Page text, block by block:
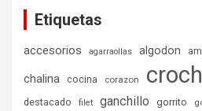
Etiquetas
accesorios agarraollas algodon
chalina cocina corazon
destacado filet ganchillo gorrito